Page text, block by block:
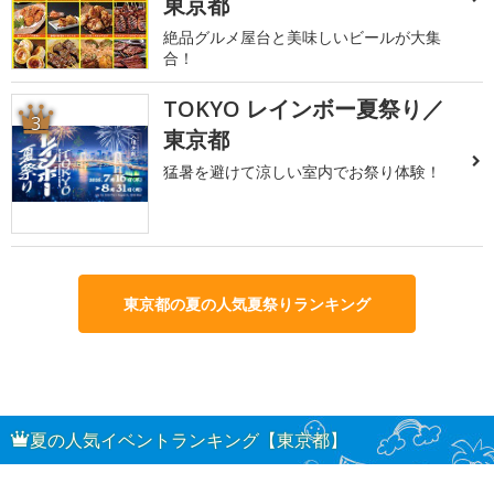
絶品グルメ屋台と美味しいビールが大集
合！
3
TOKYO レインボー夏祭り／
東京都
猛暑を避けて涼しい室内でお祭り体験！
東京都の夏の人気夏祭りランキング
夏の人気イベントランキング【東京都】